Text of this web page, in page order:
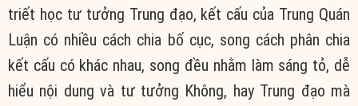
triết học tư tưởng Trung đạo, kết cấu của Trung Quán
Luận có nhiều cách chia bố cục, song cách phân chia
kết cấu có khác nhau, song đều nhằm làm sáng tỏ, dễ
hiểu nội dung và tư tưởng Không, hay Trung đạo mà